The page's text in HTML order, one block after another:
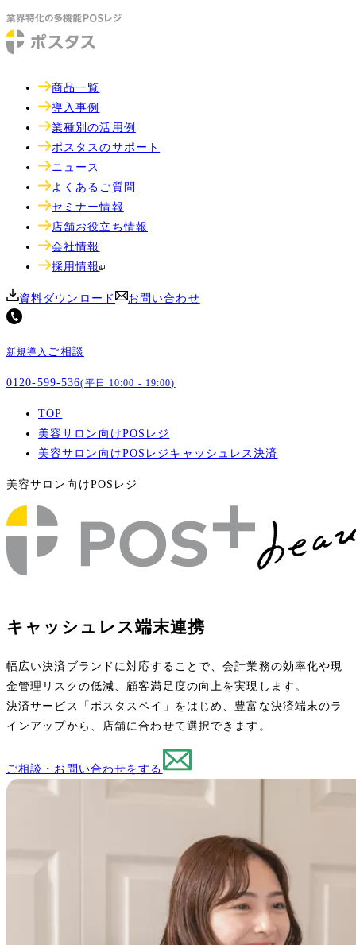
商品一覧
導入事例
業種別の活用例
ポスタスのサポート
ニュース
よくあるご質問
セミナー情報
店舗お役立ち情報
会社情報
採用情報
資料ダウンロード お問い合わせ
新規導入 ご相談
0120-599-536(平日 10:00 - 19:00)
TOP
美容サロン向けPOSレジ
美容サロン向けPOSレジキャッシュレス決済
美容サロン向けPOSレジ
キャッシュレス端末連携
幅広い決済ブランドに対応することで、会計業務の効率化や現
金管理リスクの低減、顧客満足度の向上を実現します。
決済サービス「ポスタスペイ」をはじめ、豊富な決済端末のラ
インアップから、店舗に合わせて選択できます。
ご相談・お問い合わせをする